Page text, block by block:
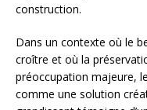
construction.
Dans un contexte où le
croître et où la
préoccupation majeure,
comme une solution